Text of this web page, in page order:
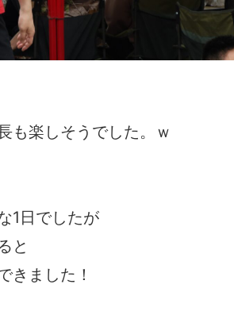
も楽しそうでした。ｗ
1日でしたが
と
きました！